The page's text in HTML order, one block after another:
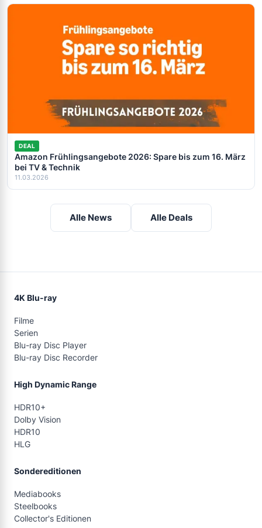
DEAL
Amazon Frühlingsangebote 2026: Spare bis zum 16. März
bei TV & Technik
11.03.2026
Alle News Alle Deals
4K Blu-ray
Filme
Serien
Blu-ray Disc Player
Blu-ray Disc Recorder
High Dynamic Range
HDR10+
Dolby Vision
HDR10
HLG
Sondereditionen
Mediabooks
Steelbooks
Collector's Editionen